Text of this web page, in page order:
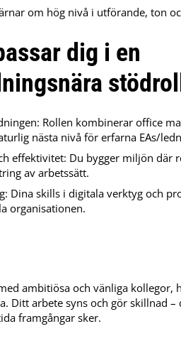
om hög nivå i utförande, ton
dig i en
Rollen kombinerar office
nästa nivå för erfarna EAs/
effektivitet: Du bygger miljön där
av arbetssätt.
Dina skills i digitala verktyg och
organisationen.
ambitiösa och vänliga kollegor,
Ditt arbete syns och gör skillnad
framgångar sker.